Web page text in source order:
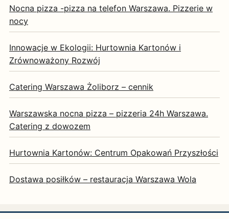
Nocna pizza -pizza na telefon Warszawa. Pizzerie w
nocy
Innowacje w Ekologii: Hurtownia Kartonów i
Zrównoważony Rozwój
Catering Warszawa Żoliborz – cennik
Warszawska nocna pizza – pizzeria 24h Warszawa.
Catering z dowozem
Hurtownia Kartonów: Centrum Opakowań Przyszłości
Dostawa posiłków – restauracja Warszawa Wola